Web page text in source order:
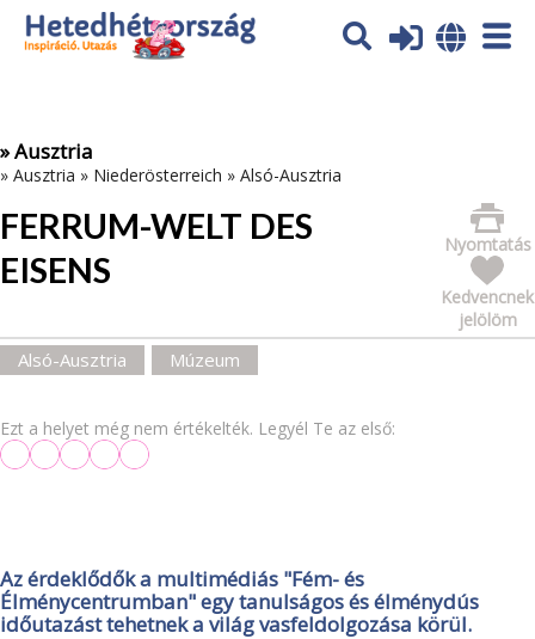
Az oldal sütiket (cookies) használ. További tájékoztatás itt:
Adatvédelmi tájékoztató
» Ausztria
» Ausztria » Niederösterreich » Alsó-Ausztria
FERRUM-WELT DES
EISENS
Nyomtatás
Kedvencnek
jelölöm
Alsó-Ausztria Múzeum
Ezt a helyet még nem értékelték. Legyél Te az első:
Az érdeklődők a multimédiás "Fém- és
Élménycentrumban" egy tanulságos és élménydús
időutazást tehetnek a világ vasfeldolgozása körül.